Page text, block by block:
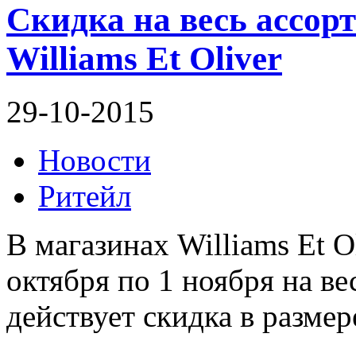
Скидка на весь
Williams Et Oliver
29-10-2015
Новости
Ритейл
В магазинах Williams Et
октября по 1 ноября на
действует скидка в